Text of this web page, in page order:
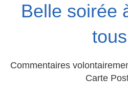
Belle soirée
Commentaires
Carte